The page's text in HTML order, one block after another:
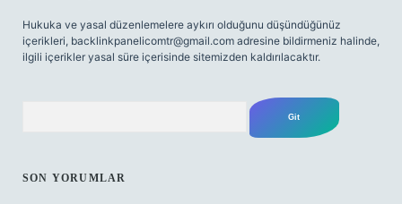
Hukuka ve yasal düzenlemelere aykırı olduğunu düşündüğünüz
içerikleri, backlinkpanelicomtr@gmail.com adresine bildirmeniz halinde,
ilgili içerikler yasal süre içerisinde sitemizden kaldırılacaktır.
SON YORUMLAR